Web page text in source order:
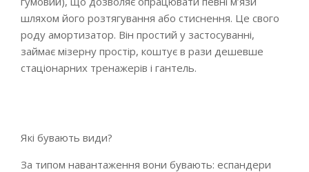
шляхом його розтягування або стиснення. Це свого
роду амортизатор. Він простий у застосуванні,
займає мізерну простір, коштує в рази дешевше
стаціонарних тренажерів і гантель.
Які бувають види?
За типом навантаження вони бувають: еспандери